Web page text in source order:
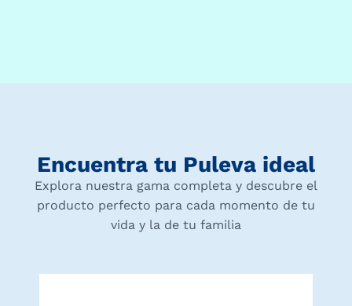
Encuentra tu Puleva ideal
Explora nuestra gama completa y descubre el
producto perfecto para cada momento de tu
vida y la de tu familia